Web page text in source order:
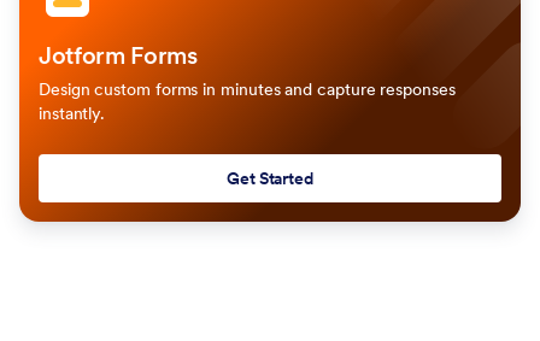
Jotform Forms
Design custom forms in minutes and capture responses
instantly.
Get Started